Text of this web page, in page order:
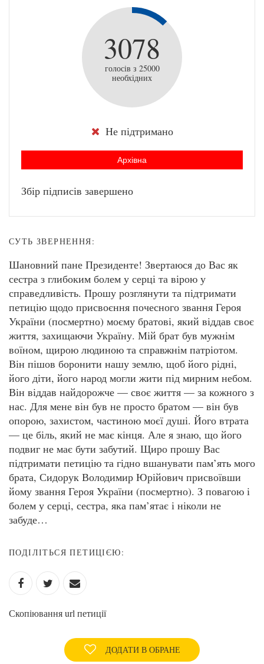
3078
голосів з 25000
необхідних
Не підтримано
Архівна
Збір підписів завершено
СУТЬ ЗВЕРНЕННЯ:
Шановний пане Президенте! Звертаюся до Вас як
сестра з глибоким болем у серці та вірою у
справедливість. Прошу розглянути та підтримати
петицію щодо присвоєння почесного звання Героя
України (посмертно) моєму братові, який віддав своє
життя, захищаючи Україну. Мій брат був мужнім
воїном, щирою людиною та справжнім патріотом.
Він пішов боронити нашу землю, щоб його рідні,
його діти, його народ могли жити під мирним небом.
Він віддав найдорожче — своє життя — за кожного з
нас. Для мене він був не просто братом — він був
опорою, захистом, частиною моєї душі. Його втрата
— це біль, який не має кінця. Але я знаю, що його
подвиг не має бути забутий. Щиро прошу Вас
підтримати петицію та гідно вшанувати пам’ять мого
брата, Сидорук Володимир Юрійович присвоївши
йому звання Героя України (посмертно). З повагою і
болем у серці, сестра, яка пам’ятає і ніколи не
забуде…
ПОДІЛІТЬСЯ ПЕТИЦІЄЮ:
Скопіювання url петиції
ДОДАТИ В ОБРАНЕ